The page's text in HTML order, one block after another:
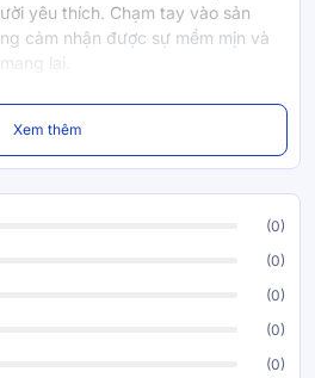
yêu thích. Chạm tay vào sản
cảm nhận được sự mềm mịn và
lại.
trên, vải còn có khả năng chống
vì thế, độ bền của sản phẩm khá
trình sử dụng. Ngoài ra, sản
chất lượng và say nồng hơn bao
phẩm
Xem thêm
(0)
(0)
(0)
(0)
(0)